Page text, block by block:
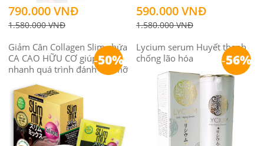
790.000 VNĐ
1.580.000 VNĐ
590.000 VNĐ
1.580.000 VNĐ
Giảm Cân Collagen Slim chứa
CA CAO HỮU CƠ giúp đẩy
nhanh quá trình đánh tan mỡ
-50%
Lycium serum Huyết thanh
chống lão hóa
-56%